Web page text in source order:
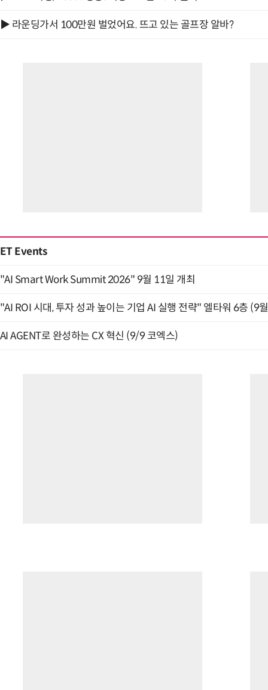
▶ 라운딩가서 100만원 벌었어요. 뜨고 있는 골프장 알바?
ET Events
"AI Smart Work Summit 2026" 9월 11일 개최
"AI ROI 시대, 투자 성과 높이는 기업 AI 실행 전략" 엘타워 6층 (9
AI AGENT로 완성하는 CX 혁신 (9/9 코엑스)